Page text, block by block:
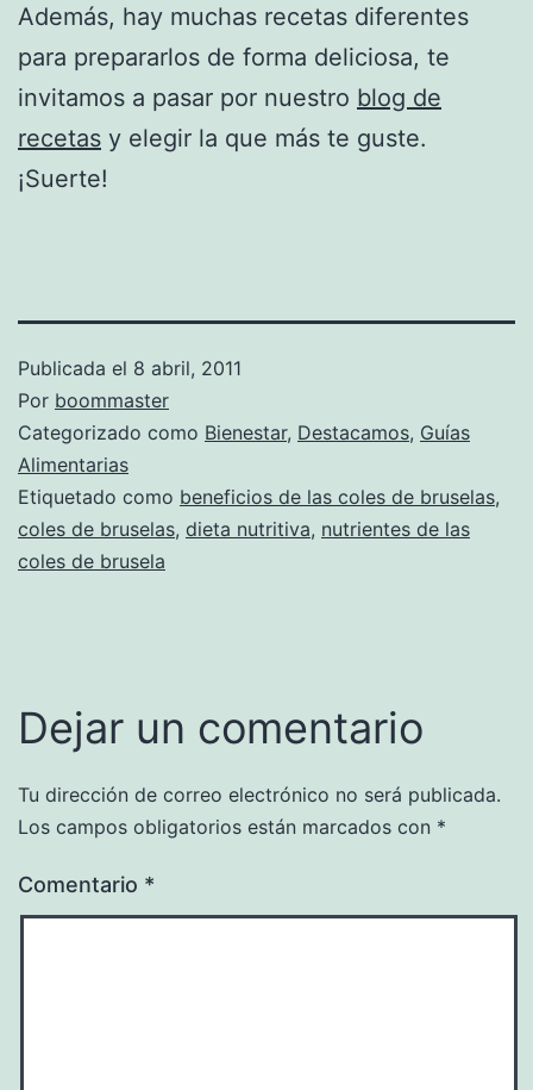
Además, hay muchas recetas diferentes
para prepararlos de forma deliciosa, te
invitamos a pasar por nuestro blog de
recetas y elegir la que más te guste.
¡Suerte!
Publicada el 8 abril, 2011
Por boommaster
Categorizado como Bienestar, Destacamos, Guías
Alimentarias
Etiquetado como beneficios de las coles de bruselas,
coles de bruselas, dieta nutritiva, nutrientes de las
coles de brusela
Dejar un comentario
Tu dirección de correo electrónico no será publicada.
Los campos obligatorios están marcados con *
Comentario *